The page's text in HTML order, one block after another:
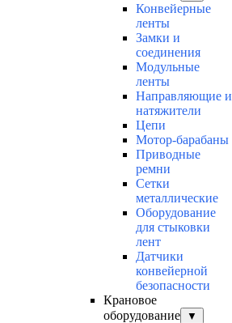
Конвейерные
ленты
Замки и
соединения
Модульные
ленты
Направляющие и
натяжители
Цепи
Мотор-барабаны
Приводные
ремни
Сетки
металлические
Оборудование
для стыковки
лент
Датчики
конвейерной
безопасности
Крановое
оборудование
▼